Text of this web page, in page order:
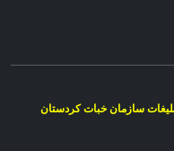
سازمان خبات کردستان